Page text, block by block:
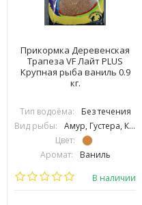
Прикормка Деревенская
Трапеза VF Лайт PLUS
Крупная рыба ваниль 0.9
кг.
Тип водоёма:
Без течения
Вид рыбы:
Амур, Густера, Карась, Карп, Линь, Плотва, Подлещик, Подуст, Язь, Сазан
Цвет:
Аромат:
Ваниль
Фракция:
В наличии